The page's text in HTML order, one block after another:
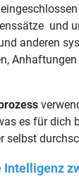
und
anderen
es für dich
selbst